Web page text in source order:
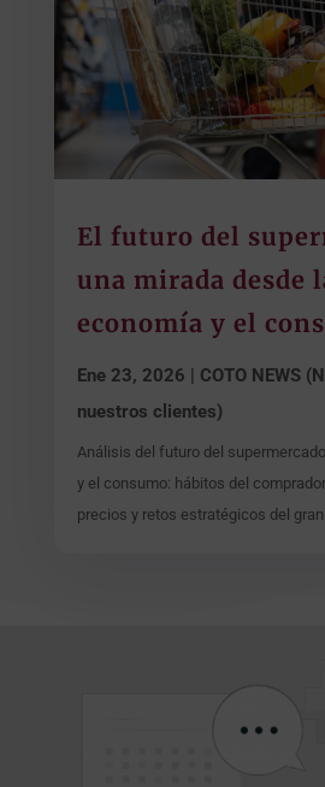
El futuro del
una mirada desde
economía y el
Ene 23, 2026 | COTO NEWS
nuestros clientes)
Análisis del futuro del
y el consumo: hábitos del
precios y retos estratégicos del